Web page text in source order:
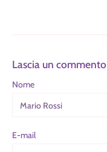
Lascia un commento
Nome
E-mail